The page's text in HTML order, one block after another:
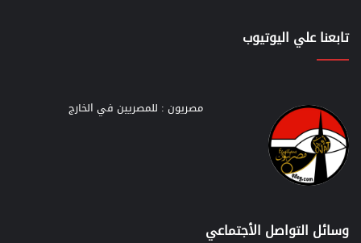
تابعنا علي اليوتيوب
مصريون : للمصريين في الخارج
وسائل التواصل الأجتماعي